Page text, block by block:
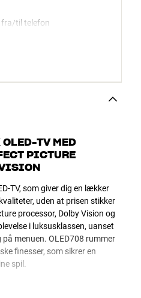
fra/til telefon
TV MED
PICTURE
VISION
TV, som giver dig en lækker
uden at prisen stikker
processor, Dolby Vision og
i luksusklassen, uanset
menuen. OLED708 rummer
finesser, som sikrer en
spil.
I DIN STUE